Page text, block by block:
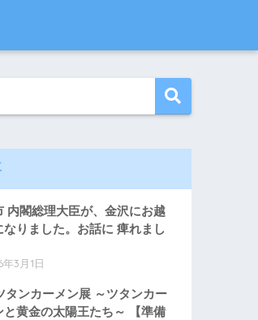
内閣総理大臣が、金沢にお越
なりました。お話に 痺れまし
3月1日
タンカーメン展 ～ツタンカー
と黄金の太陽王たち～ 【準備